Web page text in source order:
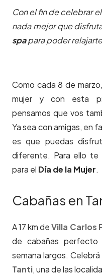
Con el fin de celebrar el
nada mejor que
spapara poder
Como cada 8 de
mujer y con esta
pensamos que vos
Ya sea con amigas, en
es que puedas
diferente. Para ello te
para el Día de la Mujer.
Cabañas en
A 17 km de Villa Carlos
de cabañas
semana largos.
Tanti, una de las